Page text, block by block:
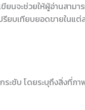
นจะช่วยให้ผู้อ่านสามา
ยบเทียบยอดขายในแต่
ะชับ โดยระบุถึงสิ่งที่ภ